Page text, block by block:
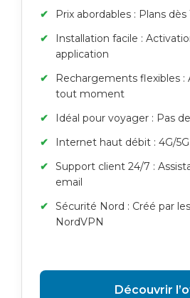
Prix abordables : Plans dès
Installation facile :
application
Rechargements flexibles :
tout moment
Idéal pour voyager : Pas
Internet haut débit : 4G/
Support client 24/7 :
email
Sécurité Nord : Créé par
NordVPN
Découvrir